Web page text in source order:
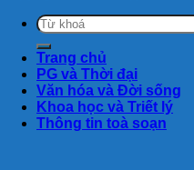
Trang chủ
PG và Thời đại
Văn hóa và Đời sống
Khoa học và Triết lý
Thông tin toà soạn